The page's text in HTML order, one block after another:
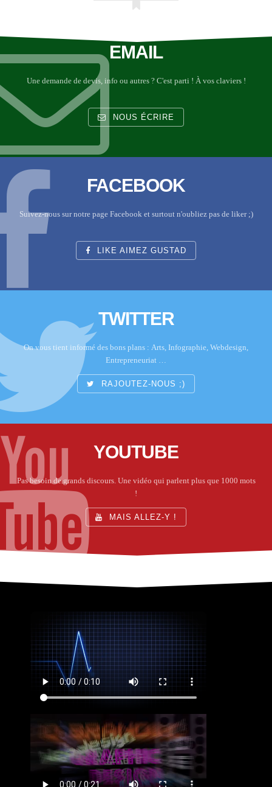
EMAIL
Une demande de devis, info ou autres ? C'est parti ! À vos claviers !
NOUS ÉCRIRE
FACEBOOK
Suivez-nous sur notre page Facebook et surtout n'oubliez pas de liker ;)
LIKE AIMEZ GUSTAD
TWITTER
On vous tient informé des bons plans : Arts, Infographie, Webdesign,
Entrepreneuriat …
RAJOUTEZ-NOUS ;)
YOUTUBE
Pas besoin de grands discours. Une vidéo qui parlent plus que 1000 mots
!
MAIS ALLEZ-Y !